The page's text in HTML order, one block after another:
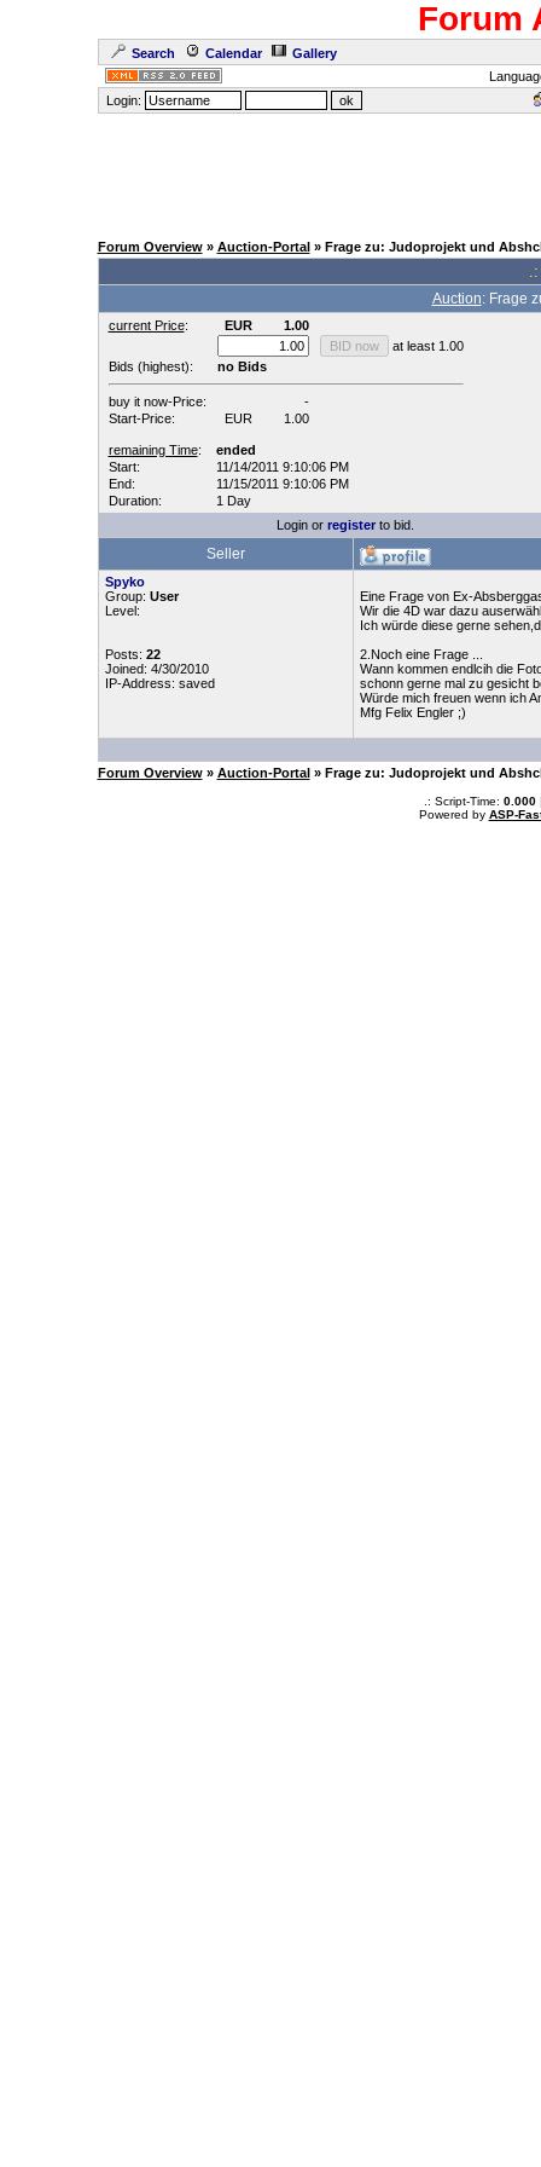
Forum
Search Calendar
Gallery
Login:
Forum Overview» Auction-Portal» Frage zu: Judoprojekt und
Auction: Frage
current Price: EUR
1.00
at least 1.00
Bids (highest):
no Bids
buy it now-Price:
-
Start-Price:
EUR 1.00
remaining Time:
ended
Start:
11/14/2011 9:10:06 PM
End:
11/15/2011 9:10:06 PM
Duration:
1 Day
Login or registerto bid.
Seller
Spyko
Group: User
Level:
Posts: 22
Joined: 4/30/2010
IP-Address: saved
Eine Frage von Ex-
Wir die 4D war dazu
Ich würde diese gerne
2.Noch eine Frage ...
Wann kommen endlcih die
schonn gerne mal zu gesicht
Würde mich freuen wenn ich
Mfg Felix Engler ;)
Forum Overview» Auction-Portal» Frage zu: Judoprojekt und
.: Script-Time: 0.000
Powered by ASP-